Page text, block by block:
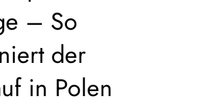
– So
der
in Polen